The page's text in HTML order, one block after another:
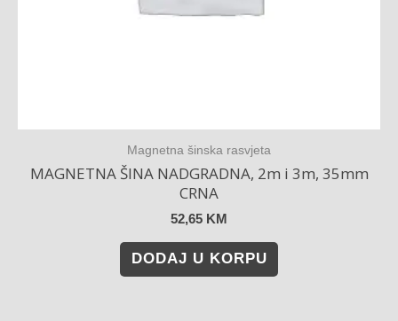
Magnetna šinska rasvjeta
MAGNETNA ŠINA NADGRADNA, 2m i 3m, 35mm
CRNA
52,65 KM
DODAJ U KORPU